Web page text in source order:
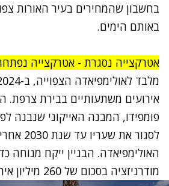
בחשבון שהמחירים בעיר האורות
באותם הימים.
אטרקצייה נסגרת - אטרקצייה
אירועים משתעותיים בבירת צרפת.
לסגור את
האולימפיאדה. הבניין ייקח מנוחה
מודרניזציה בסכום של 260 מיליון אירו (282 מיליון דולר).